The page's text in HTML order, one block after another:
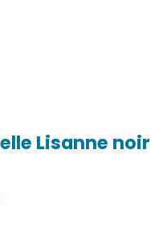
Lisanne noir